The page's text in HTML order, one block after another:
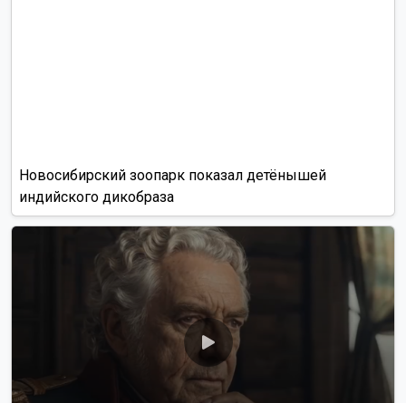
Алиса Новохатская
Грибники из Новосибирской области
поделились самыми вкусными рецептами
Наступил сезон грибов: новосибирцы вовсю делятся
своим урожаем. Корреспондент ОТС-Горсайта
пообщалась с местными грибниками и узнала, как